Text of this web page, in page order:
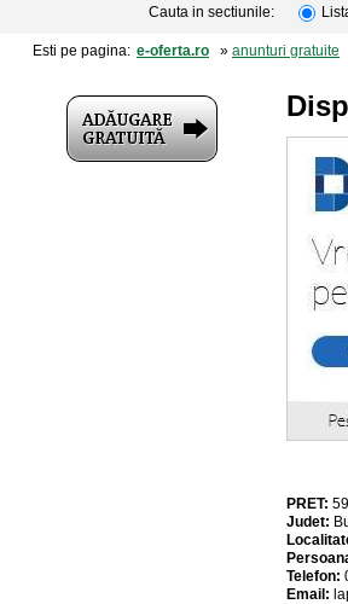
Cauta in sectiunile:
Esti pe pagina: e-oferta.ro » anunturi gratuite
PRET:
Judet:
Telefon:
Email: